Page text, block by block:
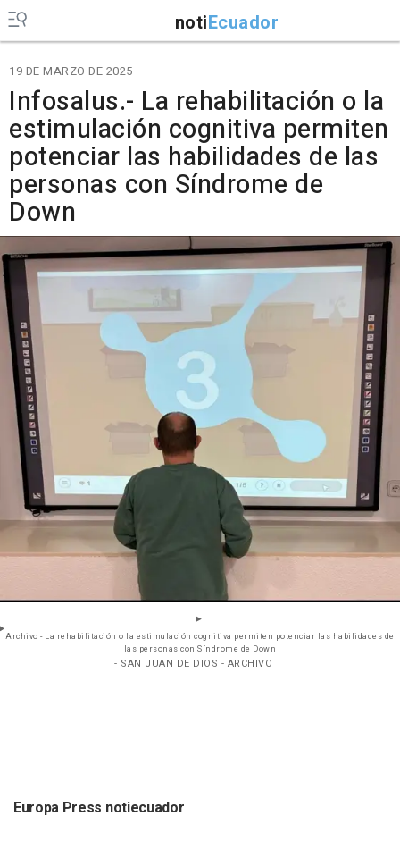
notiEcuador
19 DE MARZO DE 2025
Infosalus.- La rehabilitación o la
estimulación cognitiva permiten
potenciar las habilidades de las
personas con Síndrome de
Down
Archivo - La rehabilitación o la estimulación cognitiva permiten potenciar las habilidades de
las personas con Síndrome de Down
- SAN JUAN DE DIOS - ARCHIVO
Europa Press notiecuador